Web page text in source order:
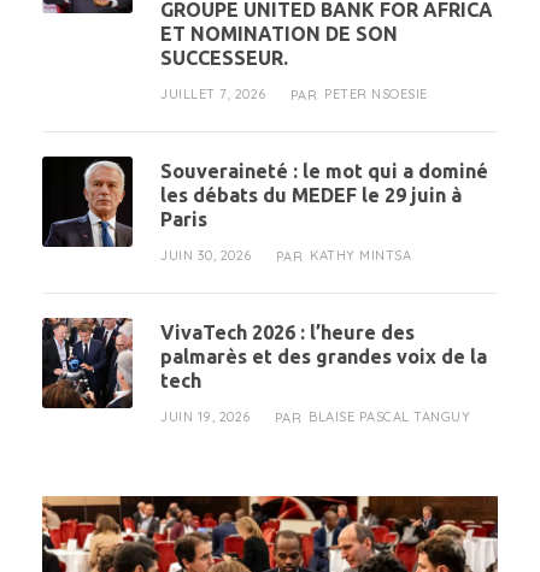
GROUPE UNITED BANK FOR AFRICA
ET NOMINATION DE SON
SUCCESSEUR.
JUILLET 7, 2026 PAR PETER NSOESIE
Souveraineté : le mot qui a dominé
les débats du MEDEF le 29 juin à
Paris
JUIN 30, 2026 PAR KATHY MINTSA
VivaTech 2026 : l’heure des
palmarès et des grandes voix de la
tech
JUIN 19, 2026 PAR BLAISE PASCAL TANGUY